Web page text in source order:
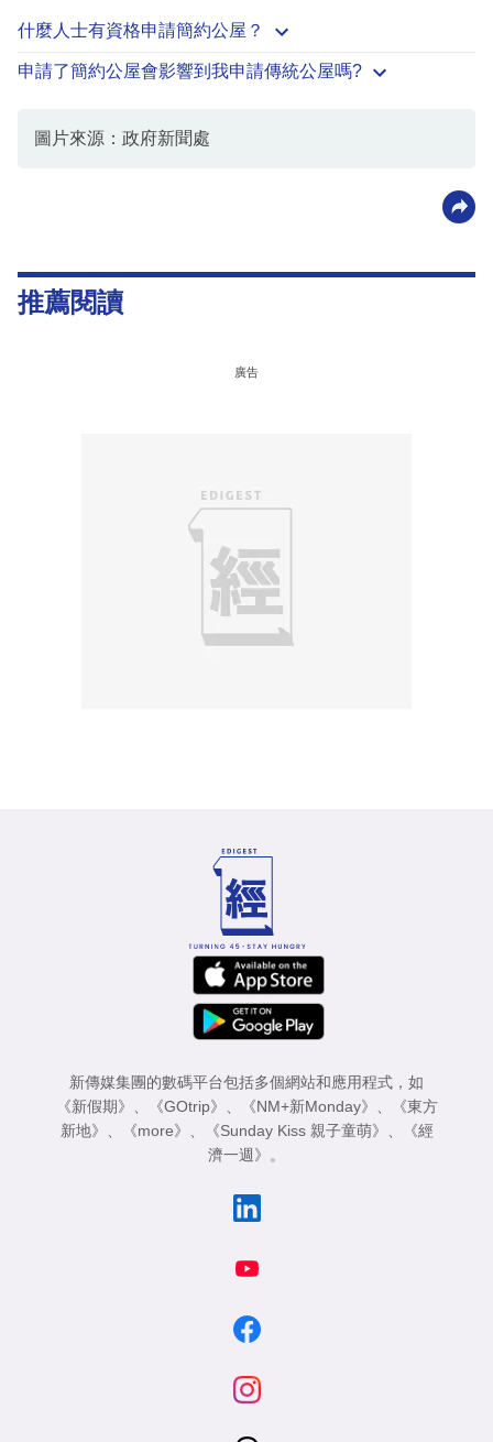
什麼人士有資格申請簡約公屋？
申請了簡約公屋會影響到我申請傳統公屋嗎?
圖片來源：政府新聞處
推薦閱讀
廣告
新傳媒集團的數碼平台包括多個網站和應用程式，如
《新假期》
《GOtrip》 《NM+新Monday》
《東方
新地》
《more》 《Sunday Kiss 親子童萌》
《經
濟一週》
。